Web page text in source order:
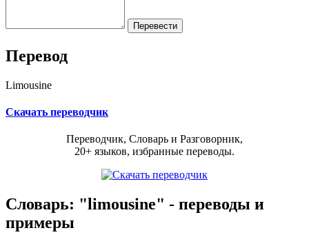
Перевод
Limousine
Скачать переводчик
Переводчик, Словарь и Разговорник,
20+ языков, избранные переводы.
Словарь: "limousine" - переводы и
примеры